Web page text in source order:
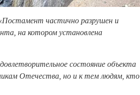
частично разрушен и
на котором установлена
состояние объекта
Отечества, но и к тем людям, кто